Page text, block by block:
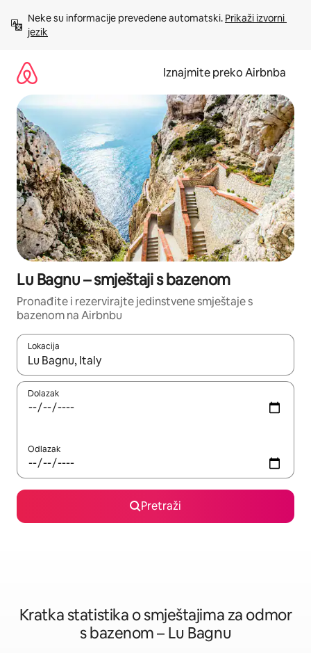
sadržaj
Neke su informacije prevedene automatski. Prikaži izvorni
jezik
Iznajmite preko Airbnba
Lu Bagnu – smještaji s bazenom
Pronađite i rezervirajte jedinstvene smještaje s
bazenom na Airbnbu
Lokacija
Kada budu dostupni rezultati, moći ćete ih pregledati
Dolazak
Odlazak
Pretraži
Kratka statistika o smještajima za odmor
s bazenom – Lu Bagnu